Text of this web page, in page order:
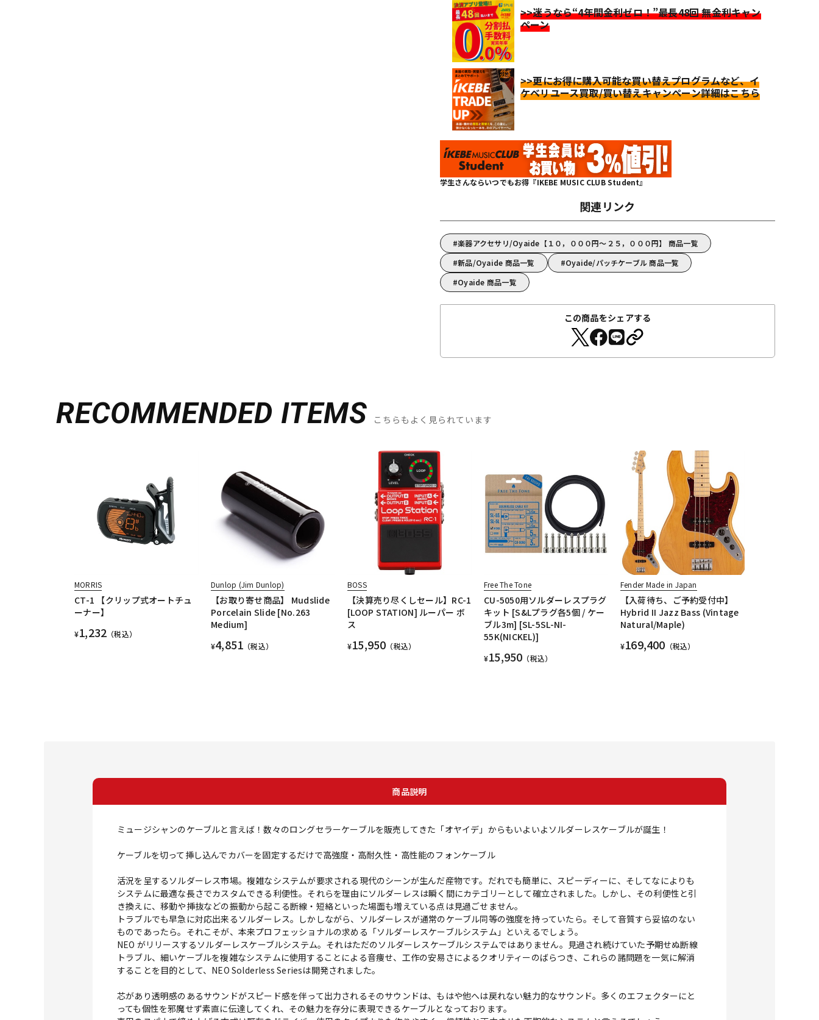
>>迷うなら“4年間金利ゼロ！”最長48回 無金利キャン
ペーン
>>更にお得に購入可能な買い替えプログラムなど、イ
ケベリユース買取/買い替えキャンペーン詳細はこちら
学生さんならいつでもお得『IKEBE MUSIC CLUB Student』
関連リンク
楽器アクセサリ/Oyaide【１０，０００円～２５，０００円】 商品一覧
新品/Oyaide 商品一覧
Oyaide/パッチケーブル 商品一覧
Oyaide 商品一覧
この商品をシェアする
RECOMMENDED ITEMS こちらもよく見られています
MORRIS
CT-1 【クリップ式オートチュ
ーナー】
¥1,232 （税込）
Dunlop (Jim Dunlop)
【お取り寄せ商品】 Mudslide
Porcelain Slide [No.263
Medium]
¥4,851 （税込）
BOSS
【決算売り尽くしセール】RC-1
[LOOP STATION] ルーパー ボ
ス
¥15,950 （税込）
Free The Tone
CU-5050用ソルダーレスプラグ
キット [S&Lプラグ各5個 / ケー
ブル3m] [SL-5SL-NI-
55K(NICKEL)]
¥15,950 （税込）
Fender Made in Japan
【入荷待ち、ご予約受付中】
Hybrid II Jazz Bass (Vintage
Natural/Maple)
¥169,400 （税込）
商品説明
ミュージシャンのケーブルと言えば！数々のロングセラーケーブルを販売してきた「オヤイデ」からもいよいよソルダーレスケーブルが誕生！
ケーブルを切って挿し込んでカバーを固定するだけで高強度・高耐久性・高性能のフォンケーブル
活況を呈するソルダーレス市場。複雑なシステムが要求される現代のシーンが生んだ産物です。だれでも簡単に、スピーディーに、そしてなによりも
システムに最適な長さでカスタムできる利便性。それらを理由にソルダーレスは瞬く間にカテゴリーとして確立されました。しかし、その利便性と引
き換えに、移動や挿抜などの振動から起こる断線・短絡といった場面も増えている点は見過ごせません。
トラブルでも早急に対応出来るソルダーレス。しかしながら、ソルダーレスが通常のケーブル同等の強度を持っていたら。そして音質すら妥協のない
ものであったら。それこそが、本来プロフェッショナルの求める「ソルダーレスケーブルシステム」といえるでしょう。
NEO がリリースするソルダーレスケーブルシステム。それはただのソルダーレスケーブルシステムではありません。見過され続けていた予期せぬ断線
トラブル、細いケーブルを複雑なシステムに使用することによる音痩せ、工作の安易さによるクオリティーのばらつき、これらの諸問題を一気に解消
することを目的として、NEO Solderless Seriesは開発されました。
芯があり透明感のあるサウンドがスピード感を伴って出力されるそのサウンドは、もはや他へは戻れない魅力的なサウンド。多くのエフェクターにと
っても個性を邪魔せず素直に伝達してくれ、その魅力を存分に表現できるケーブルとなっております。